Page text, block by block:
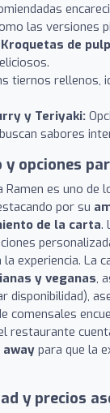
las versiones
de
tiernos rellenos,
y Teriyaki:
sabores
y opciones
Ramen es uno de
por su
de la carta.
experiencia. La
y veganas,
disponibilidad),
comensales
restaurante
para que la
y precios